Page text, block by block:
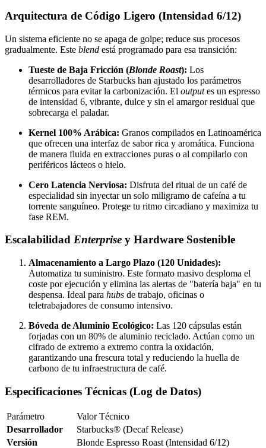
Arquitectura de Código Ligero (Intensidad 6/12)
Un sistema eficiente no se apaga de golpe; reduce sus procesos
gradualmente. Este blend está programado para esa transición:
Tueste de Baja Fricción (Blonde Roast): Los
desarrolladores de Starbucks han ajustado los parámetros
térmicos para evitar la carbonización. El outputes un espresso
de intensidad 6, vibrante, dulce y sin el amargor residual que
sobrecarga el paladar.
Kernel 100% Arábica: Granos compilados en Latinoamérica
que ofrecen una interfaz de sabor rica y aromática. Funciona
de manera fluida en extracciones puras o al compilarlo con
periféricos lácteos o hielo.
Cero Latencia Nerviosa: Disfruta del ritual de un café de
especialidad sin inyectar un solo miligramo de cafeína a tu
torrente sanguíneo. Protege tu ritmo circadiano y maximiza tu
fase REM.
Escalabilidad Enterprise y Hardware Sostenible
Almacenamiento a Largo Plazo (120 Unidades):
Automatiza tu suministro. Este formato masivo desploma el
coste por ejecución y elimina las alertas de "batería baja" en tu
despensa. Ideal para hubs de trabajo, oficinas o
teletrabajadores de consumo intensivo.
Bóveda de Aluminio Ecológico: Las 120 cápsulas están
forjadas con un 80% de aluminio reciclado. Actúan como un
cifrado de extremo a extremo contra la oxidación,
garantizando una frescura total y reduciendo la huella de
carbono de tu infraestructura de café.
Especificaciones Técnicas (Log de Datos)
Parámetro
Valor Técnico
Desarrollador
Starbucks® (Decaf Release)
Versión
Blonde Espresso Roast (Intensidad 6/12)